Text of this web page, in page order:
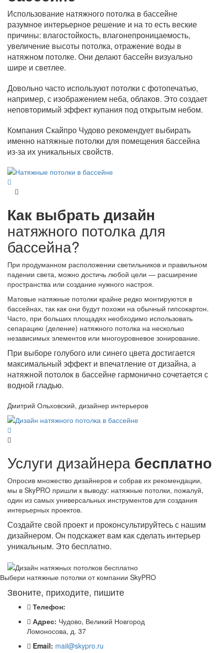
Использование натяжного потолка в бассейне
разумное интерьерное решение и на то есть веские
причины: влагостойкость, влагонепроницаемость,
увеличение высоты потолка, отражение воды в
натяжном потолке. Они делают бассейн визуально
шире и светлее.
Довольно часто используют потолки с фотопечатью,
например, с изображением неба, облаков. Это создает
неповторимый эффект купания под открытым небом.
Компания Скайпро Чудово рекомендует выбирать
именно натяжные потолки для помещения бассейна
из-за их уникальных свойств.
Как выбрать дизайн
натяжного потолка для
бассейна?
При продуманном расположении светильников и правильном
падении света, можно достичь любой цели — расширение
пространства или создание нужного настроя.
Матовые натяжные потолки крайне редко монтируются в
бассейнах, так как они будут похожи на обычный гипсокартон.
Часто, при больших площадях необходимо использовать
сепарацию (деление) натяжного потолка на несколько
независимых элементов или многоуровневое зонирование.
При выборе голубого или синего цвета достигается
максимальный эффект и впечатление от дизайна, а
натяжной потолок в бассейне гармонично сочетается с
водной гладью.
Дмитрий Ольховский, дизайнер интерьеров
Услуги дизайнера бесплатно
Опросив множество дизайнеров и собрав их рекомендации,
мы в SkyPRO пришли к выводу: натяжные потолки, пожалуй,
один из самых универсальных инструментов для создания
интерьерных проектов.
Создайте свой проект и проконсультируйтесь с нашим
дизайнером. Он подскажет вам как сделать интерьер
уникальным. Это бесплатно.
Выбери натяжные потолки от компании SkyPRO
Звоните, приходите, пишите
Телефон:
Адрес: Чудово, Великий Новгород
Ломоносова, д. 37
Email: mail@skypro.ru